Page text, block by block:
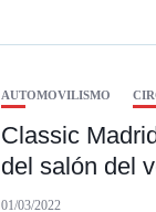
AUTOMOVILISMO
Classic
del salón del
01/03/2022